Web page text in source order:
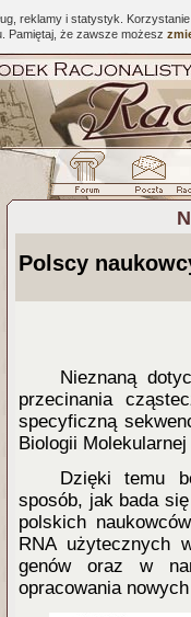
reklamy i statystyk.
Pamiętaj, że zawsze możesz
Polscy
Nieznaną
przecinania
specyficzną
Biologii
Dzięki temu
sposób, jak bada
polskich
RNA użytecznych
genów oraz w
opracowania